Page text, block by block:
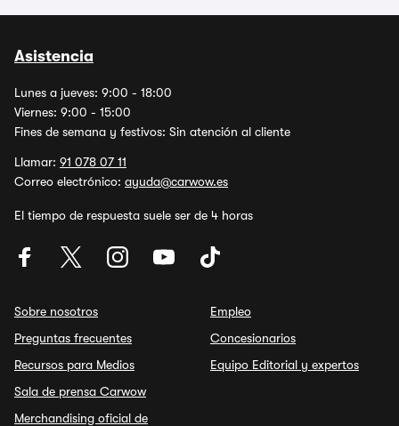
Asistencia
Lunes a jueves: 9:00 - 18:00
Viernes: 9:00 - 15:00
Fines de semana y festivos: Sin atención al cliente
Llamar: 91 078 07 11
Correo electrónico: ayuda@carwow.es
El tiempo de respuesta suele ser de 4 horas
Sobre nosotros
Preguntas frecuentes
Recursos para Medios
Sala de prensa Carwow
Merchandising oficial de
Empleo
Concesionarios
Equipo Editorial y expertos